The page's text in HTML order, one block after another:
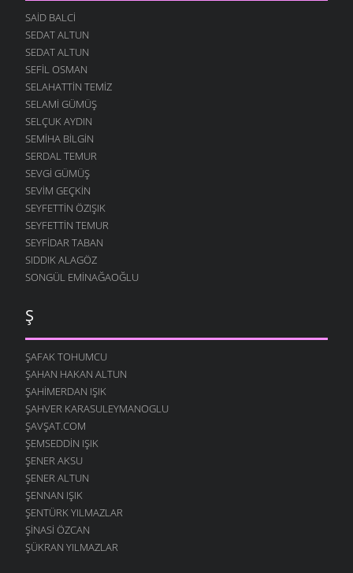
SAID BALCI
SEDAT ALTUN
SEDAT ALTUN
SEFIL OSMAN
SELAHATTIN TEMIZ
SELAMI GÜMÜŞ
SELÇUK AYDIN
SEMIHA BILGIN
SERDAL TEMUR
SEVGI GÜMÜŞ
SEVIM GEÇKIN
SEYFETTIN ÖZIŞIK
SEYFETTIN TEMUR
SEYFIDAR TABAN
SIDDIK ALAGÖZ
SONGÜL EMINAĞAOĞLU
Ş
ŞAFAK TOHUMCU
ŞAHAN HAKAN ALTUN
ŞAHIMERDAN IŞIK
ŞAHVER KARASULEYMANOGLU
ŞAVŞAT.COM
ŞEMSEDDIN IŞIK
ŞENER AKSU
ŞENER ALTUN
ŞENNAN IŞIK
ŞENTÜRK YILMAZLAR
ŞINASI ÖZCAN
ŞÜKRAN YILMAZLAR